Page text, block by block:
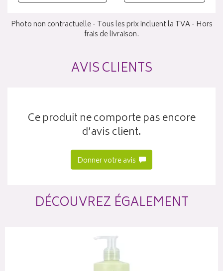
Photo non contractuelle - Tous les prix incluent la TVA - Hors
frais de livraison.
AVIS CLIENTS
Ce produit ne comporte pas encore
d’avis client.
Donner votre avis
DÉCOUVREZ ÉGALEMENT